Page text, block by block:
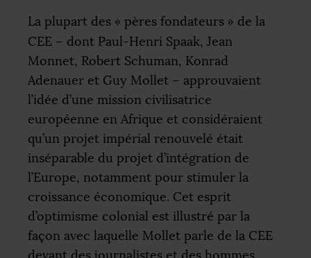
La plupart des « pères fondateurs » de la
CEE – dont Paul-Henri Spaak, Jean
Monnet, Robert Schuman, Konrad
Adenauer et Guy Mollet – approuvaient
l’idée d’une mission civilisatrice
européenne en Afrique et considéraient
qu’un projet impérial renouvelé était
inséparable du projet d’intégration de
l’Europe, notamment pour stimuler la
croissance économique. Cet esprit
d’optimisme colonial est illustré par la
façon avec laquelle Mollet parle de la CEE